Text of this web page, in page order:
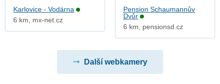
Karlovice - Vodárna
6 km, mx-net.cz
Pension Schaumannův
Dvůr
6 km, pensionsd.cz
Další webkamery